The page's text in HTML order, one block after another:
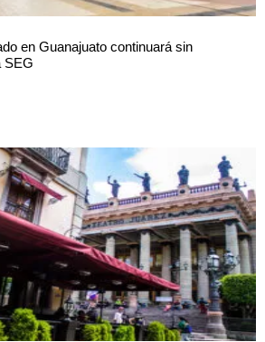
en Guanajuato continuará sin
SEG